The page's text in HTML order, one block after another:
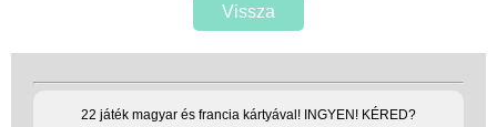
Vissza
22 játék magyar és francia kártyával! INGYEN! KÉRED?